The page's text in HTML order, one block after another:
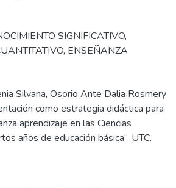
SIGNIFICATIVO,
, ENSEÑANZA
Silvana, Osorio Ante Dalia Rosmery
como estrategia didáctica para
aprendizaje en las Ciencias
años de educación básica“. UTC.